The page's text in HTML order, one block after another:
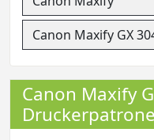
Canon Maxify